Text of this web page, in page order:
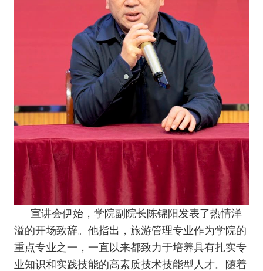
宣讲会伊始，学院副院长陈锦阳发表了热情洋
溢的开场致辞。他指出，旅游管理专业作为学院的
重点专业之一，一直以来都致力于培养具有扎实专
业知识和实践技能的高素质技术技能型人才。随着